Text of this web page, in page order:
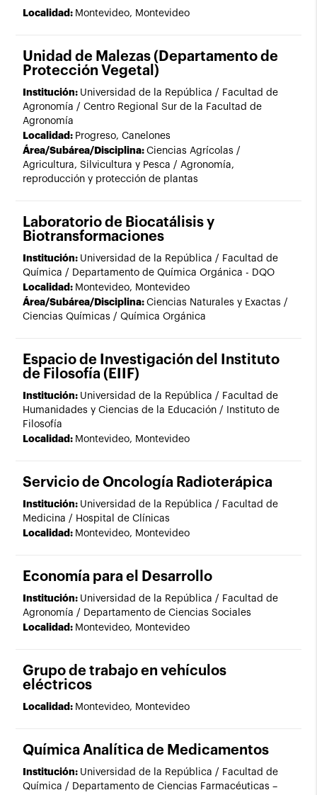
Localidad: Montevideo, Montevideo
Unidad de Malezas (Departamento de
Protección Vegetal)
Institución: Universidad de la República / Facultad de
Agronomía / Centro Regional Sur de la Facultad de
Agronomía
Localidad: Progreso, Canelones
Área/Subárea/Disciplina:Ciencias Agrícolas /
Agricultura, Silvicultura y Pesca / Agronomía,
reproducción y protección de plantas
Laboratorio de Biocatálisis y
Biotransformaciones
Institución: Universidad de la República / Facultad de
Química / Departamento de Química Orgánica - DQO
Localidad: Montevideo, Montevideo
Área/Subárea/Disciplina:Ciencias Naturales y Exactas /
Ciencias Químicas / Química Orgánica
Espacio de Investigación del Instituto
de Filosofía (EIIF)
Institución: Universidad de la República / Facultad de
Humanidades y Ciencias de la Educación / Instituto de
Filosofía
Localidad: Montevideo, Montevideo
Servicio de Oncología Radioterápica
Institución: Universidad de la República / Facultad de
Medicina / Hospital de Clínicas
Localidad: Montevideo, Montevideo
Economía para el Desarrollo
Institución: Universidad de la República / Facultad de
Agronomía / Departamento de Ciencias Sociales
Localidad: Montevideo, Montevideo
Grupo de trabajo en vehículos
eléctricos
Localidad: Montevideo, Montevideo
Química Analítica de Medicamentos
Institución: Universidad de la República / Facultad de
Química / Departamento de Ciencias Farmacéuticas –